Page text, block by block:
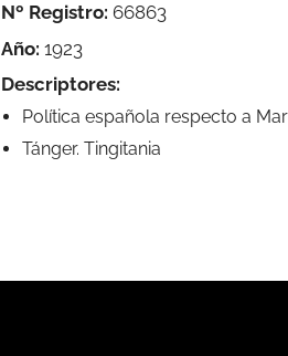
Nº Registro: 66863
Año: 1923
Descriptores:
Política española respecto a
Tánger. Tingitania